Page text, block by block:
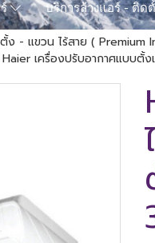
ร์ บริการล้างแอร์ - ติด
ง - แขวน ไร้สาย ( Premium
Haier เครื่องปรับอากาศแบ